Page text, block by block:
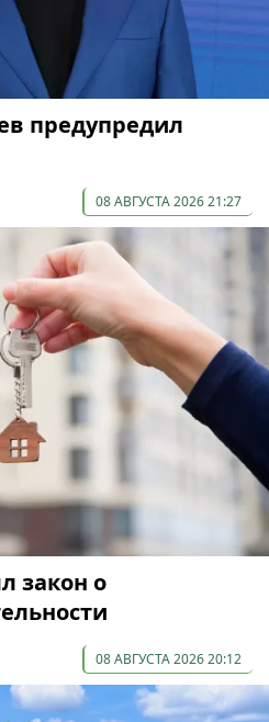
предупредил
08 АВГУСТА 2026 21:27
закон о
08 АВГУСТА 2026 20:12